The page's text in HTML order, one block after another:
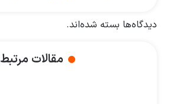
دیدگاه‌ها بسته شده‌اند.
مقالات مرتبط